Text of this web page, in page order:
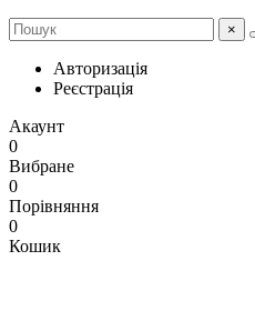
×
Авторизація
Реєстрація
Акаунт
0
Вибране
0
Порівняння
0
Кошик